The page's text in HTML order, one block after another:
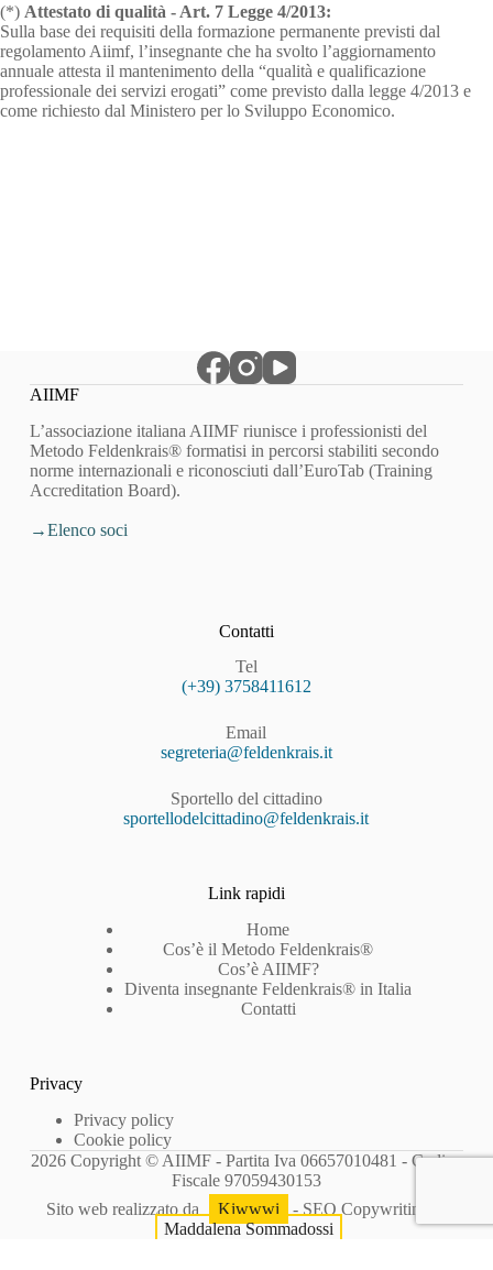
(*) Attestato di qualità - Art. 7 Legge 4/2013:
Sulla base dei requisiti della formazione permanente previsti dal
regolamento Aiimf, l’insegnante che ha svolto l’aggiornamento
annuale attesta il mantenimento della “qualità e qualificazione
professionale dei servizi erogati” come previsto dalla legge 4/2013 e
come richiesto dal Ministero per lo Sviluppo Economico.
AIIMF
L’associazione italiana AIIMF riunisce i professionisti del
Metodo Feldenkrais® formatisi in percorsi stabiliti secondo
norme internazionali e riconosciuti dall’EuroTab (Training
Accreditation Board).
Elenco soci
Contatti
Tel
(+39) 3758411612
Email
segreteria@feldenkrais.it
Sportello del cittadino
sportellodelcittadino@feldenkrais.it
Link rapidi
Home
Cos’è il Metodo Feldenkrais®
Cos’è AIIMF?
Diventa insegnante Feldenkrais® in Italia
Contatti
Privacy
Privacy policy
Cookie policy
2026 Copyright © AIIMF - Partita Iva 06657010481 - Codice
Fiscale 97059430153
Sito web realizzato da
Kiwwwi
- SEO Copywriting di
Maddalena Sommadossi